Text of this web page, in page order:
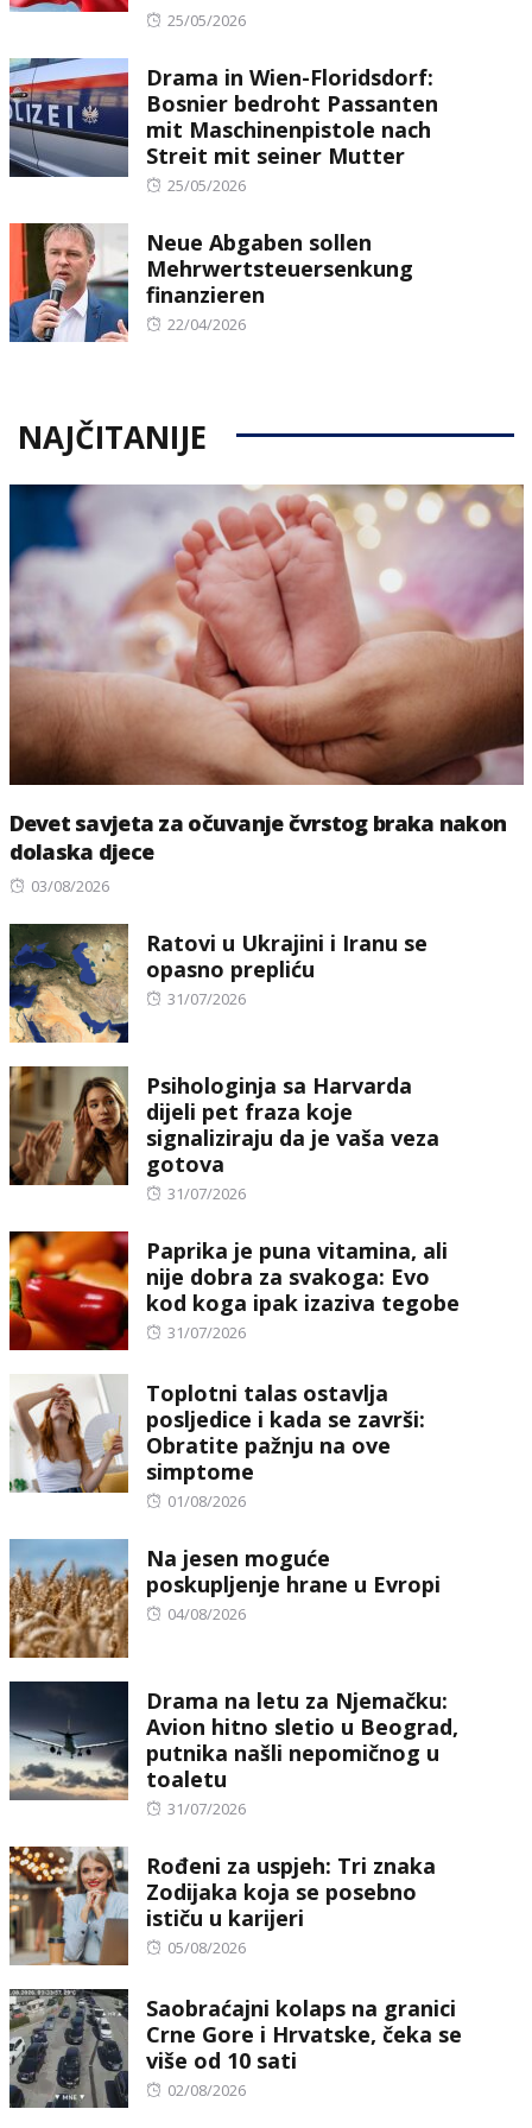
Posted
25/05/2026
Drama in Wien-Floridsdorf:
Bosnier bedroht Passanten
mit Maschinenpistole nach
Streit mit seiner Mutter
Posted
25/05/2026
Neue Abgaben sollen
Mehrwertsteuersenkung
finanzieren
Posted
22/04/2026
NAJČITANIJE
Devet savjeta za očuvanje čvrstog braka nakon
dolaska djece
Posted
03/08/2026
Ratovi u Ukrajini i Iranu se
opasno prepliću
Posted
31/07/2026
Psihologinja sa Harvarda
dijeli pet fraza koje
signaliziraju da je vaša veza
gotova
Posted
31/07/2026
Paprika je puna vitamina, ali
nije dobra za svakoga: Evo
kod koga ipak izaziva tegobe
Posted
31/07/2026
Toplotni talas ostavlja
posljedice i kada se završi:
Obratite pažnju na ove
simptome
Posted
01/08/2026
Na jesen moguće
poskupljenje hrane u Evropi
Posted
04/08/2026
Drama na letu za Njemačku:
Avion hitno sletio u Beograd,
putnika našli nepomičnog u
toaletu
Posted
31/07/2026
Rođeni za uspjeh: Tri znaka
Zodijaka koja se posebno
ističu u karijeri
Posted
05/08/2026
Saobraćajni kolaps na granici
Crne Gore i Hrvatske, čeka se
više od 10 sati
Posted
02/08/2026